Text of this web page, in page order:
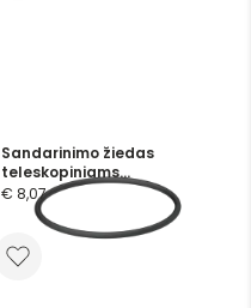
Sandarinimo žiedas
teleskopiniams
vamzdžiams d100mm,
Silikoninis
€ 8,07